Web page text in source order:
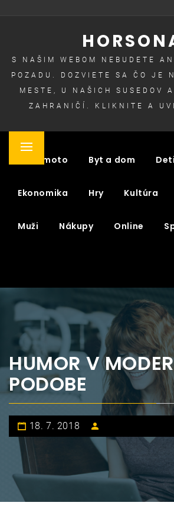
S NAŠIM WEBOM NEBUDETE
POZADU. DOZVIETE SA ČO JE
MESTE, U NAŠICH SUSEDOV
ZAHRANIČÍ. KLIKNITE A
Primary
Auto moto Byt a dom Deti
Ekonomika Hry Kultúra
Muži Nákupy Online
HUMOR V
PODOBE
18. 7. 2018